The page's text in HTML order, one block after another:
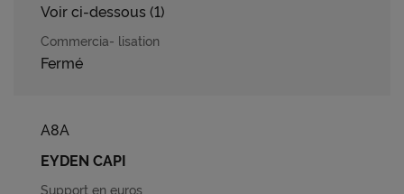
Voir ci-dessous (1)
Fermé
A8A
EYDEN CAPI